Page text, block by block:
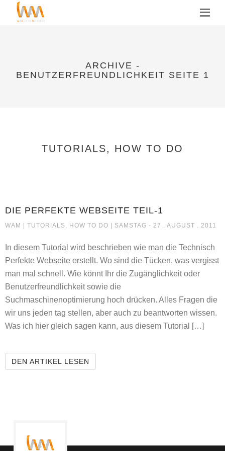
MENU
ARCHIVE -
BENUTZERFREUNDLICHKEIT SEITE 1
TUTORIALS, HOW TO DO
DIE PERFEKTE WEBSEITE TEIL-1
WAM | TUTORIALS, HOW TO DO DIE PERFEKTE WEBSEITE TEIL-1
| SAMSTAG - 27 . AUGUST . 2011
In diesem Tutorial wird beschrieben wie man die Technisch
Perfekte Webseite erstellt. Wo sind die Tücken, was vergisst
man mal schnell. Wie könnt Ihr die Zugänglichkeit oder
Benutzerfreundlichkeit sowie die
Suchmaschinenoptimierung hoch drücken. Alles Fragen die
wir uns jeden tag stellen, aber auch zu beantworten wissen.
Was ich hier gleich sagen kann, aus diesem Tutorial […]
DEN ARTIKEL LESEN